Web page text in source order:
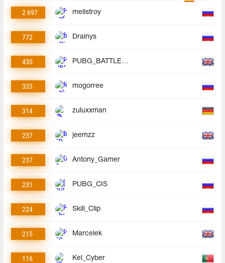
2 697 mellstroy
772 Drainys
430 PUBG_BATTLEGROUNDS
333 mogorree
314 zuluxxman
257 jeemzz
237 Antony_Gamer
231 PUBG_CIS
224 Skill_Clip
215 Marcelek
116 Kel_Cyber